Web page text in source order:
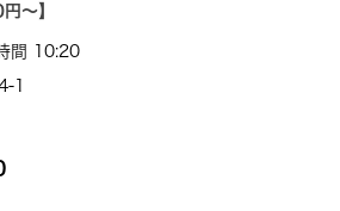
～】
間 10:20
1